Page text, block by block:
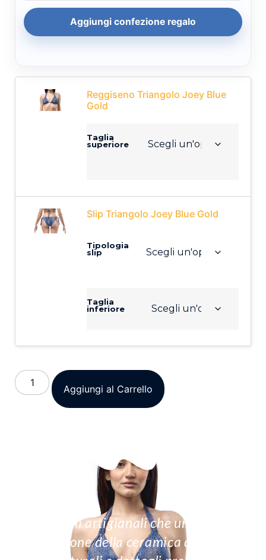
Aggiungi confezione regalo
Reggiseno Triangolo Joey Blue
Gold
Taglia
superiore
Slip Triangolo Joey Blue Gold
Taglia
inferiore
Tipologia
slip
Aggiungi al Carrello
Creazioni artigianali che uniscono la
tradizione della ceramica di Vietri,